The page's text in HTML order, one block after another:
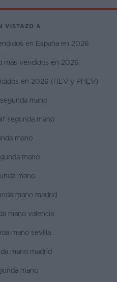
VISTAZO A
en España en 2026
más vendidos en 2026
en 2026 (HEV y PHEV)
mano
segunda mano
mano
mano
mano
mano madrid
mano valencia
mano sevilla
mano madrid
mano